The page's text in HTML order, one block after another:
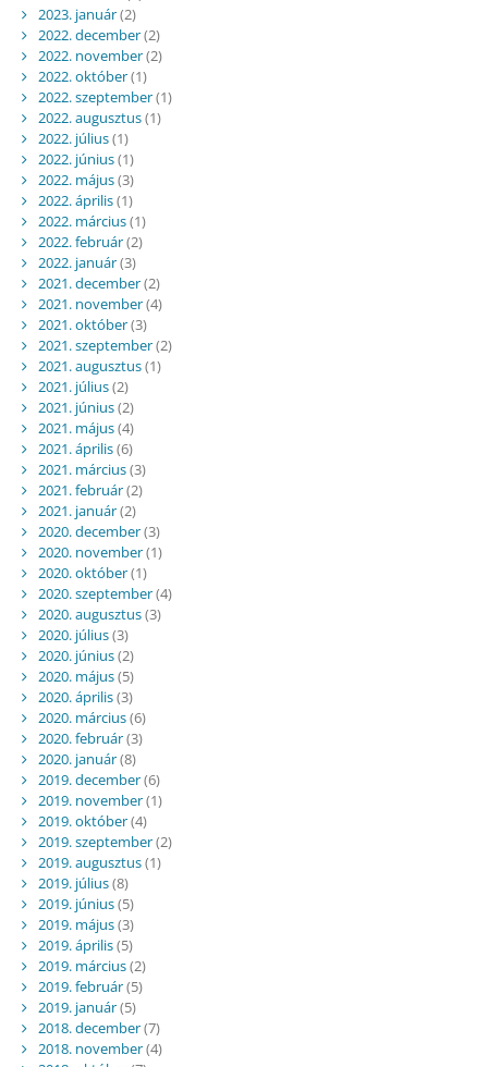
2023. január(2)
2022. december(2)
2022. november(2)
2022. október(1)
2022. szeptember(1)
2022. augusztus(1)
2022. július(1)
2022. június(1)
2022. május(3)
2022. április(1)
2022. március(1)
2022. február(2)
2022. január(3)
2021. december(2)
2021. november(4)
2021. október(3)
2021. szeptember(2)
2021. augusztus(1)
2021. július(2)
2021. június(2)
2021. május(4)
2021. április(6)
2021. március(3)
2021. február(2)
2021. január(2)
2020. december(3)
2020. november(1)
2020. október(1)
2020. szeptember(4)
2020. augusztus(3)
2020. július(3)
2020. június(2)
2020. május(5)
2020. április(3)
2020. március(6)
2020. február(3)
2020. január(8)
2019. december(6)
2019. november(1)
2019. október(4)
2019. szeptember(2)
2019. augusztus(1)
2019. július(8)
2019. június(5)
2019. május(3)
2019. április(5)
2019. március(2)
2019. február(5)
2019. január(5)
2018. december(7)
2018. november(4)